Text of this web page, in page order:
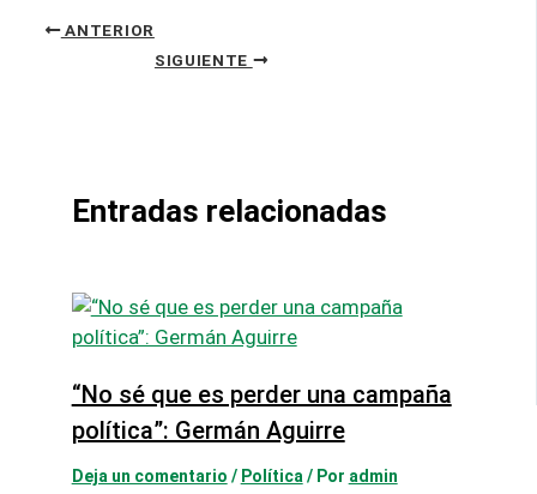
ANTERIOR
SIGUIENTE
Entradas relacionadas
“No sé que es perder una campaña
política”: Germán Aguirre
Deja un comentario / Política/ Por admin